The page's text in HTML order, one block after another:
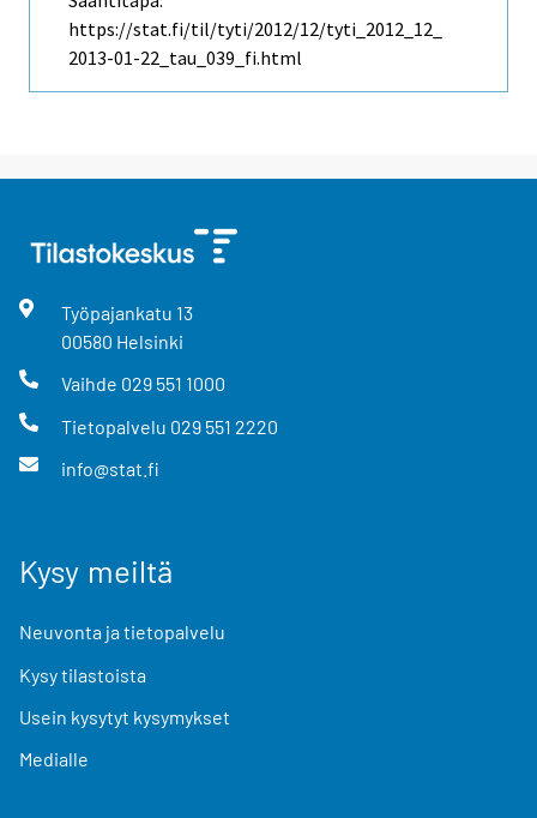
https://stat.fi/til/tyti/2012/12/tyti_2012_12_
2013-01-22_tau_039_fi.html
Työpajankatu 13
00580 Helsinki
Vaihde 029 551 1000
Tietopalvelu 029 551 2220
info@stat.fi
Kysy meiltä
Neuvonta ja tietopalvelu
Kysy tilastoista
Usein kysytyt kysymykset
Medialle